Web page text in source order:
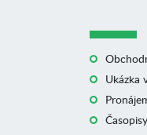
Ukázka
Časopisy